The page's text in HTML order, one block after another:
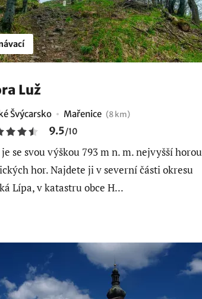
Luž
Švýcarsko Mařenice (8 km)
9.5/10
se svou výškou 793 m n. m. nejvyšší horou
hor. Najdete ji v severní části okresu
Lípa, v katastru obce H...